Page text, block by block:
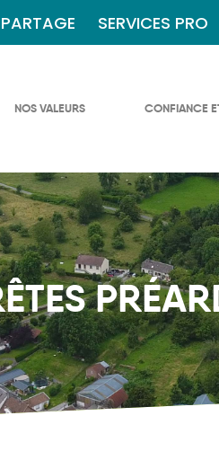
SERVICES PRO
NOS VALEURS CONFIANCE